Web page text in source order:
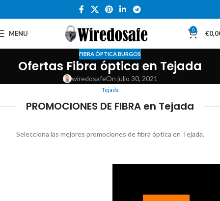
MENU 0 €
FIBRA ÓPTICA BURGOS
Ofertas Fibra óptica en Tejada
wiredosafeOn julio 30, 2021
Tejada
PROMOCIONES DE FIBRA en Tejada
Selecciona las mejores promociones de fibra óptica en Tejada.